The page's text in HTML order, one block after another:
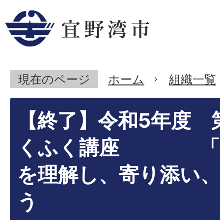
現在のページ ホーム 組織一覧
【終了】令和5年度
くふく講座 「
を理解し、寄り添い
う